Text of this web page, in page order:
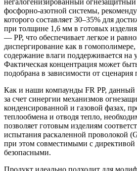
фосфорно-азотной системы,
которого составляет 30–35% для
при толщине 1,6 мм в готовых
— PP, что обеспечивает легкое и
диспергирование как в
содержание влаги поддерживается на
Фактическая концентрация может
подобрана в зависимости от сценария
Как и наши компаунды FR PP, данный
за счет синергии механизмов
конденсированной и газовой фазах,
теплообмена и отводя тепло,
позволяет готовым изделиям
испытания раскаленной проволокой
при этом совместимыми с директивой
безопасными.
Продукт идеально подходит для